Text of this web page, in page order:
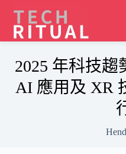
content
2025 年科技趨
AI 應用及 XR